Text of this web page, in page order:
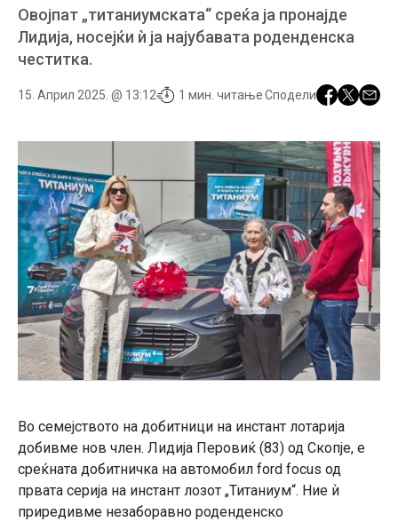
Овојпат „титаниумската“ среќа ја пронајде
Лидија, носејќи ѝ ја најубавата роденденска
честитка.
15. Април 2025. @ 13:12 1 мин. читањеСподели
Во семејството на добитници на инстант лотарија
добивме нов член. Лидија Перовиќ (83) од Скопје, е
среќната добитничка на автомобил ford focus од
првата серија на инстант лозот „Титаниум“. Ние ѝ
приредивме незаборавно роденденско